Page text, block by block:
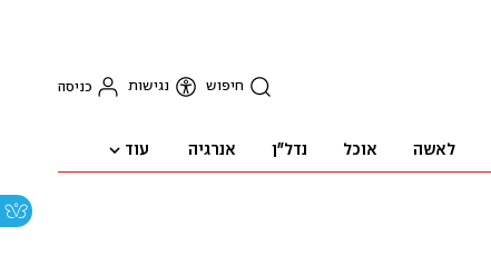
חיפוש נגישות כניסה
לאשה אוכל נדל"ן אנרגיה עוד